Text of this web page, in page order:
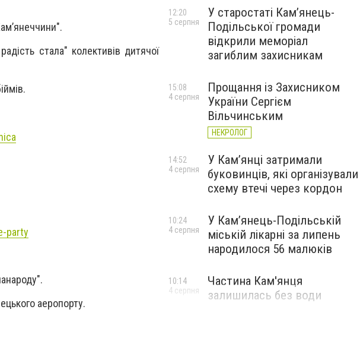
стала" колективів дитячої
party
аеропорту.
У старостаті Кам’янець-
Подільської громади
відкрили меморіал
загиблим захисникам
12:20
5 серпня
Прощання із Захисником
України Сергієм
Вільчинським
НЕКРОЛОГ
15:08
4 серпня
У Кам’янці затримали
буковинців, які організували
схему втечі через кордон
14:52
4 серпня
У Кам’янець-Подільській
міській лікарні за липень
народилося 56 малюків
10:24
4 серпня
Частина Кам'янця
залишилась без води
10:14
4 серпня